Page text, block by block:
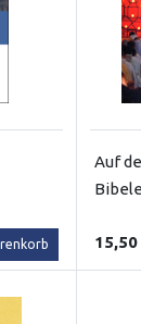
Auf
15,50